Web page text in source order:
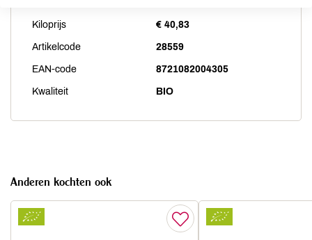
Kiloprijs € 40,83
Artikelcode 28559
EAN-code 8721082004305
Kwaliteit BIO
Anderen kochten ook